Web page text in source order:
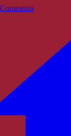
Commenta